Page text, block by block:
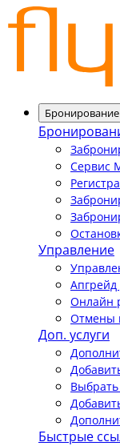
Сервис
Управление
Апгрейд
Онлайн
Отмены
Доп. услуги
Быстрые